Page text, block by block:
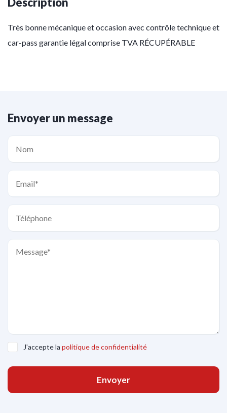
Très bonne mécanique et occasion avec contrôle technique et
car-pass garantie légal comprise TVA RÉCUPÉRABLE
Envoyer un message
J'accepte la politique de confidentialité
Envoyer